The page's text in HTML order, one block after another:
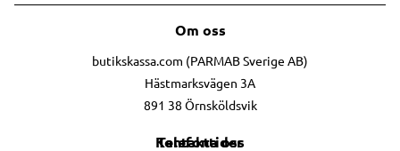
Om oss
butikskassa.com (PARMAB Sverige AB)
Hästmarksvägen 3A
891 38 Örnsköldsvik
Kontakta oss
Telefontider